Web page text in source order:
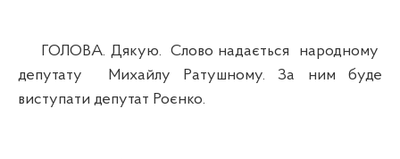
ГОЛОВА. Дякую. Слово надається народному
депутату Михайлу Ратушному. За ним буде
виступати депутат Роєнко.